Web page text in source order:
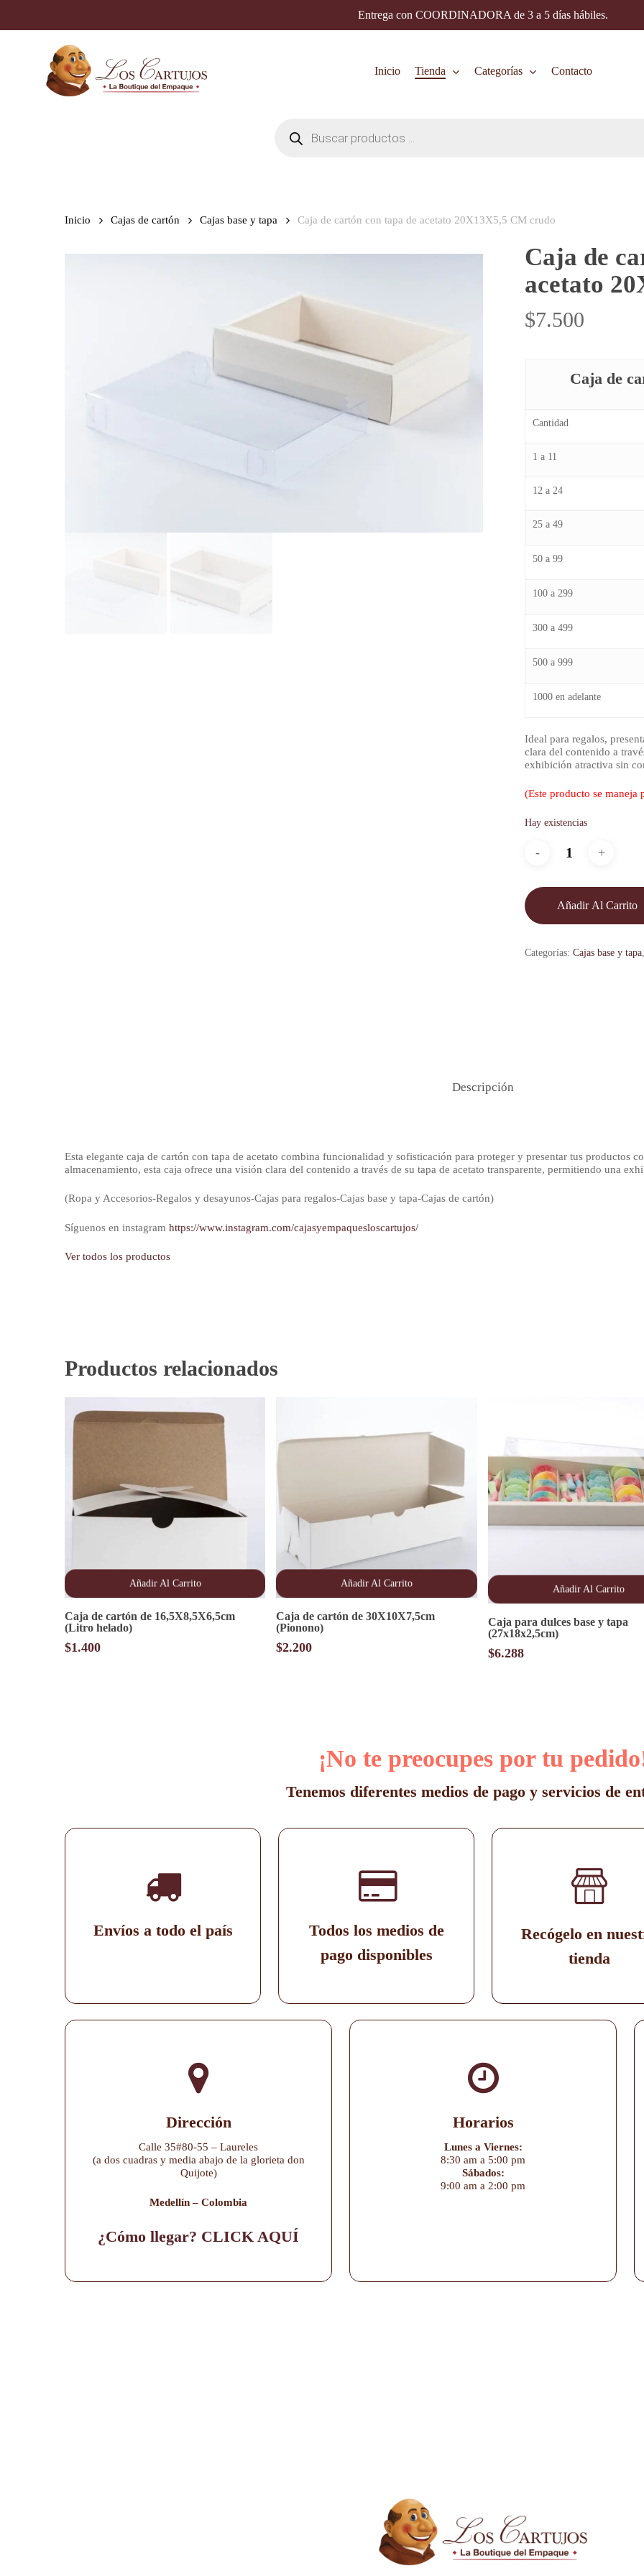
main
Entrega con COORDINADORA de 3 a 5 días hábiles.
Inicio Tienda Categorías Contacto
productos
Inicio Cajas de cartón Cajas base y tapa Caja de cartón con tapa de acetato 20X13X5,5 CM crudo
Caja de
acetato
$7.500
Caja de
Cantidad
1 a 11
12 a 24
25 a 49
50 a 99
100 a 299
300 a 499
500 a 999
1000 en adelante
Ideal para regalos,
clara del contenido a
exhibición atractiva sin
(Este producto se maneja
Hay existencias
Añadir Al Carrito
Categorías:Cajas base y tapa
Descripción
Esta elegante caja de cartón con tapa de acetato combina funcionalidad y sofisticación para proteger y presentar tus productos
almacenamiento, esta caja ofrece una visión clara del contenido a través de su tapa de acetato transparente, permitiendo una
(Ropa y Accesorios-Regalos y desayunos-Cajas para regalos-Cajas base y tapa-Cajas de cartón)
Síguenos en instagram https://www.instagram.com/cajasyempaquesloscartujos/
Ver todos los productos
Productos relacionados
Añadir Al Carrito
Caja de cartón de 16,5X8,5X6,5cm
(Litro helado)
$1.400
Añadir Al Carrito
Caja de cartón de 30X10X7,5cm
(Pionono)
$2.200
Añadir Al Carrito
Caja para dulces base y tapa
(27x18x2,5cm)
$6.288
¡No te preocupes por tu
Tenemos diferentes medios de pago y servicios de
Envíos a todo el país
Todos los medios de
pago disponibles
Recógelo en
tienda
Dirección
Calle 35#80-55 – Laureles
(a dos cuadras y media abajo de la glorieta don
Quijote)
Medellín – Colombia
¿Cómo llegar? CLICK AQUÍ
Horarios
Lunes a Viernes:
8:30 am a 5:00 pm
Sábados:
9:00 am a 2:00 pm